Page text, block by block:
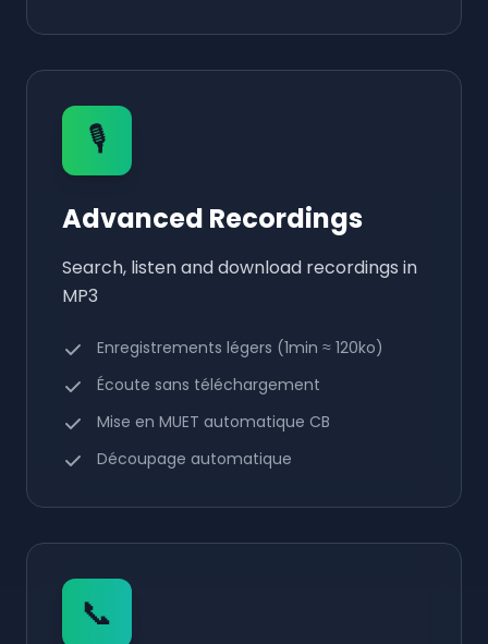
🎙️
Advanced Recordings
Search, listen and download recordings in
MP3
Enregistrements légers (1min ≈ 120ko)
Écoute sans téléchargement
Mise en MUET automatique CB
Découpage automatique
📞